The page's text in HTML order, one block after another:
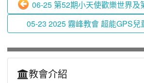
06-25 第52期小天使歡樂世界及
05-23 2025 霧峰教會 超能GPS兒
教會介紹